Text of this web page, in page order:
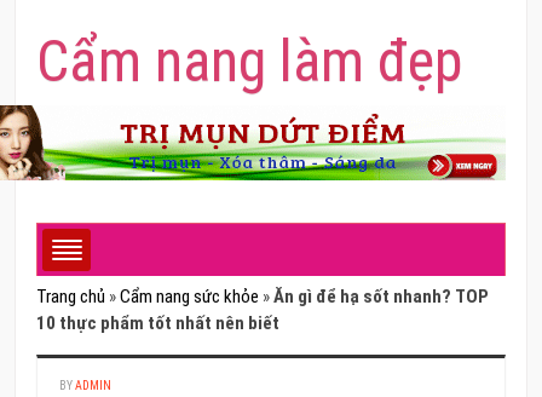
Cẩm nang làm đẹp
Trang chủ »Cẩm nang sức khỏe »Ăn gì để hạ sốt nhanh? TOP
10 thực phẩm tốt nhất nên biết
BYADMIN